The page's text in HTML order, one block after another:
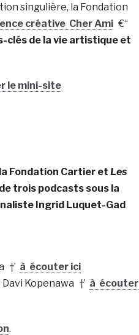
singulière, la Fondation
créative Cher Ami€“
clés de la vie artistique et
le mini-site
la Fondation Cartier et Les
trois podcasts sous la
Ingrid Luquet-Gad
†’ à écouter ici
Kopenawa †’ à écouter
.